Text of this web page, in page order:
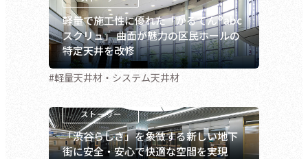
軽量で施工性に優れた「かるてん®abc
スクリュ」 曲面が魅力の区民ホールの
特定天井を改修
#軽量天井材・システム天井材
「渋谷らしさ」を象徴する新しい地下
街に安全・安心で快適な空間を実現